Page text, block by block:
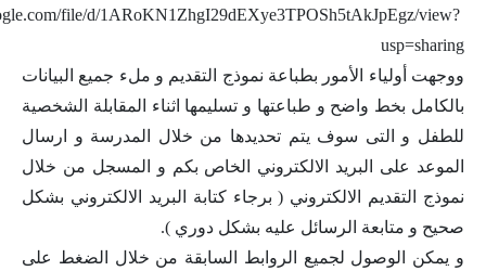
file/d/1ARoKN1ZhgI29dEXye3TPOSh5tAkJpEgz/view?
usp=sharing
ووجهت أولياء الأمور بطباعة نموذج التقديم و ملء جميع البيانات
بالكامل بخط واضح و طباعتها و تسليمها اثناء المقابلة الشخصية
للطفل و التى سوف يتم تحديدها من خلال المدرسة و ارسال
الموعد على البريد الالكتروني الخاص بكم و المسجل من خلال
نموذج التقديم الالكتروني ( برجاء كتابة البريد الالكتروني بشكل
صحيح و متابعة الرسائل عليه بشكل دوري ).
و يمكن الوصول لجميع الروابط السابقة من خلال الضغط على